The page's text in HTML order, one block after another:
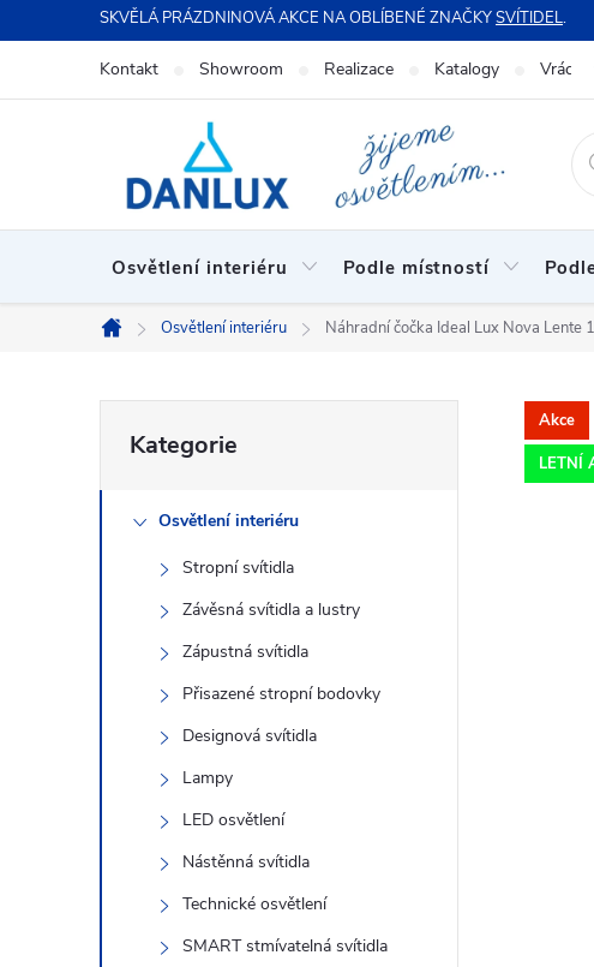
na
SKVĚLÁ PRÁZDNINOVÁ AKCE NA OBLÍBENÉ ZNAČKYSVÍTIDEL.
Kontakt Showroom Realizace Katalogy
Osvětlení interiéru Podle místností
Domů
Osvětlení interiéru Náhradní čočka Ideal Lux Nova Lente
o
kategorie
Kategorie
Osvětlení interiéru
Stropní svítidla
Závěsná svítidla a lustry
Zápustná svítidla
Přisazené stropní bodovky
Designová svítidla
Lampy
LED osvětlení
Nástěnná svítidla
Technické osvětlení
SMART stmívatelná svítidla
Akce
LETNÍ